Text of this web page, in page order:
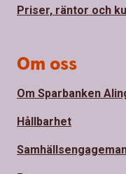
Priser, räntor och
Om oss
Om Sparbanken
Hållbarhet